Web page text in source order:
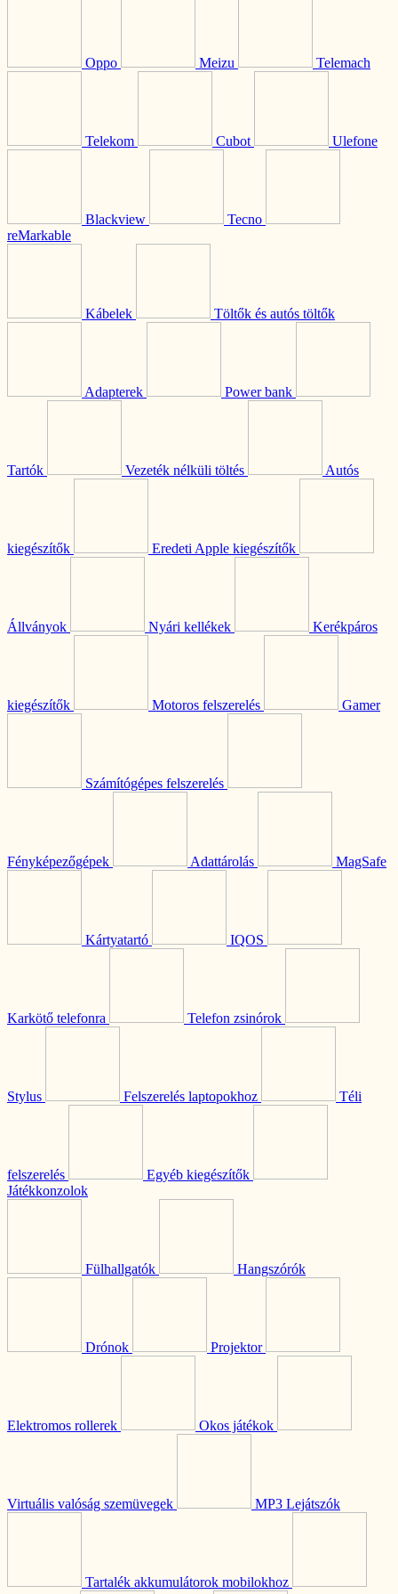
Oppo Meizu Telemach
Telekom Cubot Ulefone
Blackview
Tecno
reMarkable
Kábelek Töltők és autós töltők
Adapterek Power bank
Tartók Vezeték nélküli töltés Autós
kiegészítők Eredeti Apple kiegészítők
Állványok Nyári kellékek Kerékpáros
kiegészítők Motoros felszerelés Gamer
Számítógépes felszerelés
Fényképezőgépek Adattárolás MagSafe
Kártyatartó IQOS
Karkötő telefonra Telefon zsinórok
Stylus Felszerelés laptopokhoz Téli
felszerelés
Egyéb kiegészítők
Játékkonzolok
Fülhallgatók Hangszórók
Drónok Projektor
Elektromos rollerek Okos játékok
Virtuális valóság szemüvegek MP3 Lejátszók
Tartalék akkumulátorok mobilokhoz